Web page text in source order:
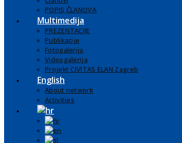
POPIS ČLANOVA
Multimedija
PREZENTACIJE
Publikacije
Fotogalerija
Videogalerija
Projekt CIVITAS ELAN Zagreb
English
About network
Activities